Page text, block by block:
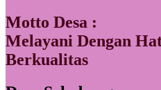
Motto Desa :
Melayani Dengan
Berkualitas